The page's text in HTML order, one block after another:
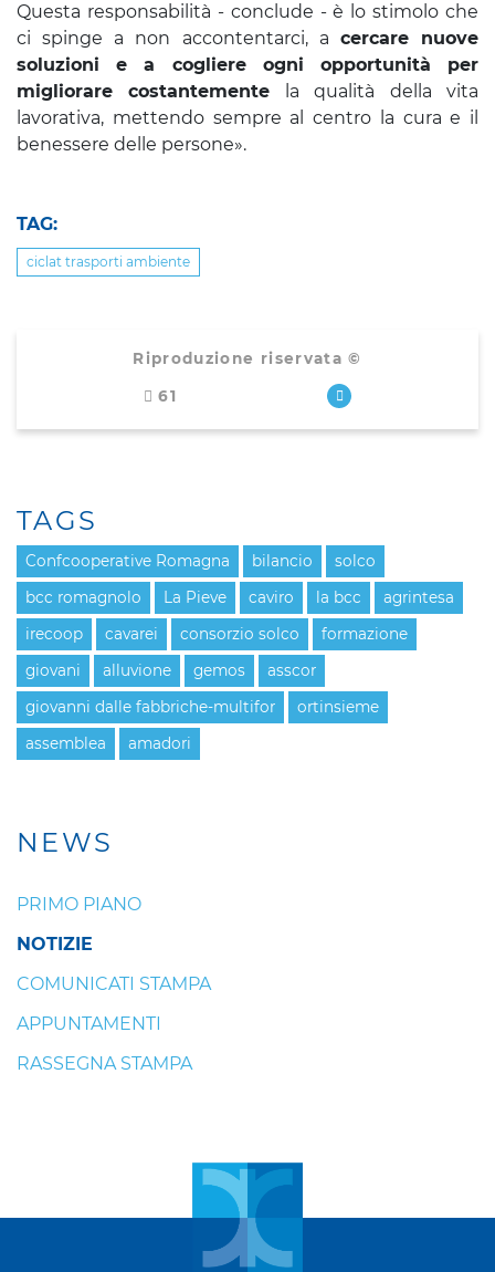
Questa responsabilità - conclude - è lo stimolo che
ci spinge a non accontentarci, a cercare nuove
soluzioni e a cogliere ogni opportunità per
migliorare costantemente la qualità della vita
lavorativa, mettendo sempre al centro la cura e il
benessere delle persone».
TAG:
ciclat trasporti ambiente
Riproduzione riservata ©
61
NEWS
PRIMO PIANO
NOTIZIE
COMUNICATI STAMPA
APPUNTAMENTI
RASSEGNA STAMPA
TAGS
Confcooperative Romagna bilancio solco
bcc romagnolo La Pieve caviro la bcc agrintesa
irecoop cavarei consorzio solco formazione
giovani alluvione gemos asscor
giovanni dalle fabbriche-multifor ortinsieme
assemblea amadori